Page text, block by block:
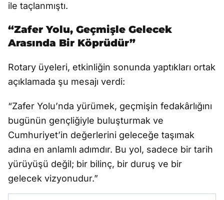
ile taçlanmıştı.
“Zafer Yolu, Geçmişle Gelecek
Arasında Bir Köprüdür”
Rotary üyeleri, etkinliğin sonunda yaptıkları ortak
açıklamada şu mesajı verdi:
“Zafer Yolu’nda yürümek, geçmişin fedakârlığını
bugünün gençliğiyle buluşturmak ve
Cumhuriyet’in değerlerini geleceğe taşımak
adına en anlamlı adımdır. Bu yol, sadece bir tarih
yürüyüşü değil; bir bilinç, bir duruş ve bir
gelecek vizyonudur.”